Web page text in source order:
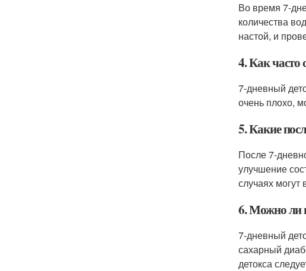
Во время 7-
количества
настой, и
4. Как часто
7-дневный
очень плохо,
5. Какие
После 7-
улучшение
случаях могут
6. Можно ли
7-дневный
сахарный
детокса